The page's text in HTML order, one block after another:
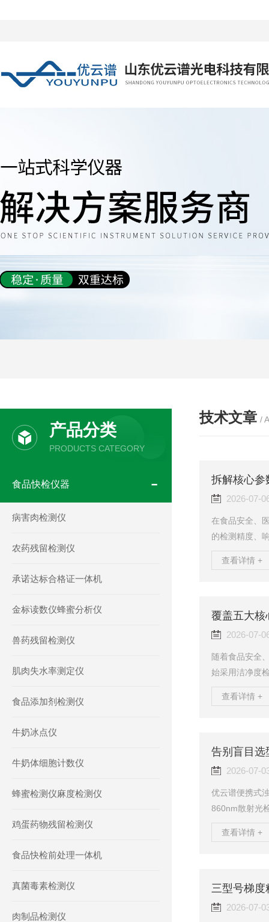
产品分类
PRODUCTS CATEGORY
食品快检仪器
病害肉检测仪
农药残留检测仪
承诺达标合格证一体机
金标读数仪蜂蜜分析仪
兽药残留检测仪
肌肉失水率测定仪
食品添加剂检测仪
牛奶冰点仪
牛奶体细胞计数仪
蜂蜜检测仪麻度检测仪
鸡蛋药物残留检测仪
食品快检前处理一体机
真菌毒素检测仪
肉制品检测仪
技术文章 /
2026-07-
在食品安全、
的检测精度、
实现快速、定
物发光检测技
TP（三磷酸腺
查看详情 +
2026-07-
随着食品安全
始采用洁净度
测仪、食品微
每天需要对餐
传统检测方式
查看详情 +
告别盲目选
2026-07-
优云谱便携式
860nm散射光
机身IP65防护
厂、环境监测
查看详情 +
2026-07-